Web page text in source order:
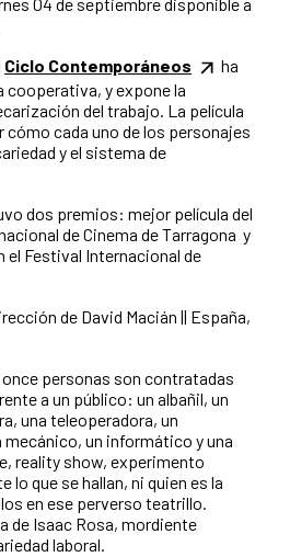
Ciclo Contemporáneos
ha
cooperativa, y expone la
del trabajo. La película
cómo cada uno de los personajes
y el sistema de
dos premios: mejor película del
de Cinema de Tarragona y
el Festival Internacional de
de David Macián || España,
personas son contratadas
a un público: un albañil, un
una teleoperadora, un
un informático y una
reality show, experimento
lo que se hallan, ni quien es la
en ese perverso teatrillo.
de Isaac Rosa, mordiente
laboral.